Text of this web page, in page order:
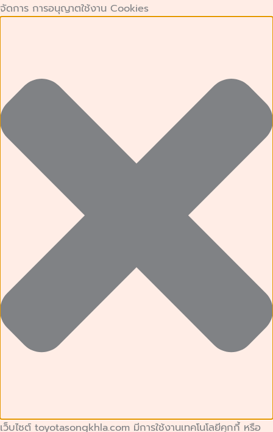
จัดการ การอนุญาตใช้งาน Cookies
เว็บไซต์ toyotasongkhla.com มีการใช้งานเทคโนโลยีคุกกี้ หรือ
คุกกี้
ที่
Preferences
คุกกี้
เก็บ
คุกกี้
การ
Skip